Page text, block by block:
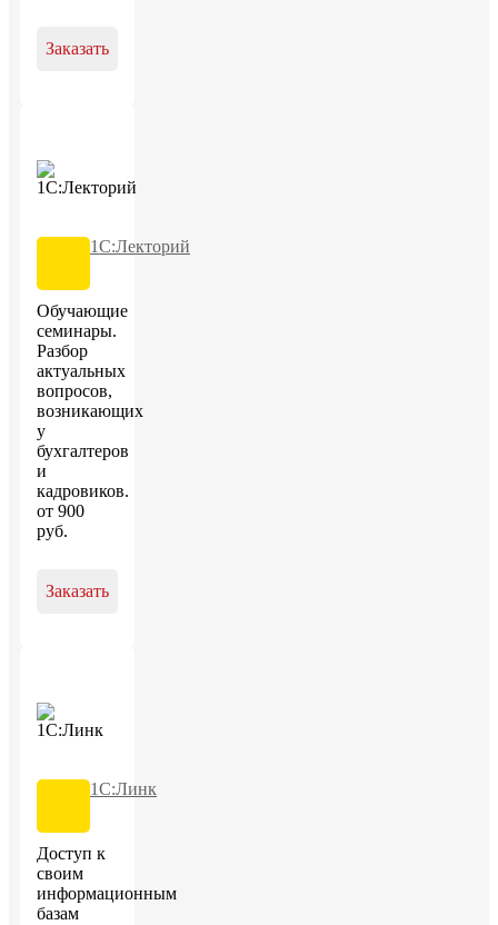
Заказать
1С:Лекторий
Обучающие
семинары.
Разбор
актуальных
вопросов,
возникающих
у
бухгалтеров
и
кадровиков.
от 900
руб.
Заказать
1С:Линк
Доступ к
своим
информационным
базам